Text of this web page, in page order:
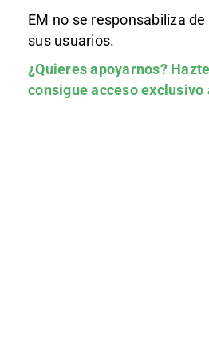
EM no se responsabiliza
sus usuarios.
¿Quieres apoyarnos?
consigue acceso exclusivo